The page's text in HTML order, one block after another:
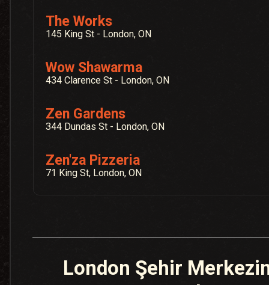
The Works
145 King St - London, ON
Wow Shawarma
434 Clarence St - London, ON
Zen Gardens
344 Dundas St - London, ON
Zen'za Pizzeria
71 King St, London, ON
London Şehir